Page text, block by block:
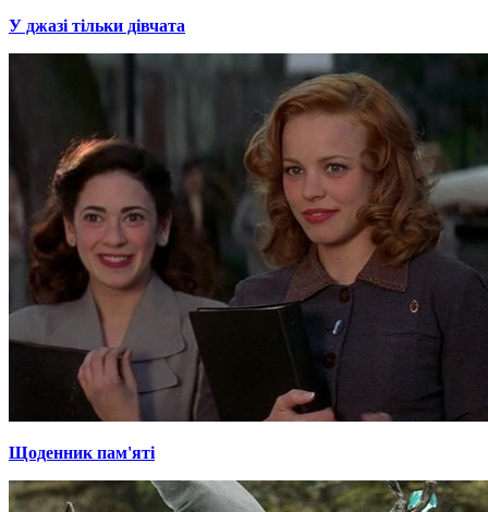
У джазі тільки дівчата
Щоденник пам'яті